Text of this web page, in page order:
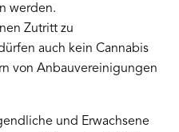
werden.
Zutritt zu
auch kein Cannabis
von Anbauvereinigungen
und Erwachsene